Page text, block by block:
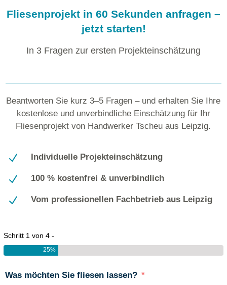
Fliesenprojekt in 60 Sekunden anfragen –
jetzt starten!
In 3 Fragen zur ersten Projekteinschätzung
Beantworten Sie kurz 3–5 Fragen – und erhalten Sie Ihre
kostenlose und unverbindliche Einschätzung für Ihr
Fliesenprojekt von Handwerker Tscheu aus Leipzig.
N Individuelle Projekteinschätzung
N 100 % kostenfrei & unverbindlich
N Vom professionellen Fachbetrieb aus Leipzig
Schritt 1 von 4 -
25%
Was möchten Sie fliesen lassen?